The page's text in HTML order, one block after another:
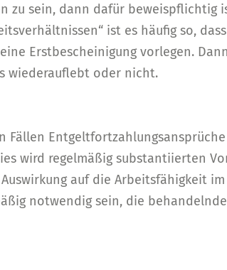
sein, dann dafür beweispflichtig
ist es häufig so,
Erstbescheinigung vorlegen.
wiederauflebt oder nicht.
wird regelmäßig substantiierten
auf die Arbeitsfähigkeit im
notwendig sein, die